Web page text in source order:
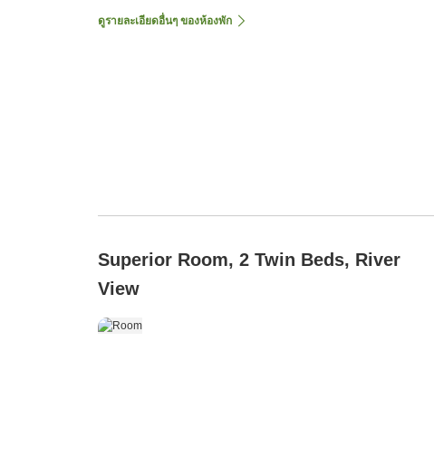
ดูรายละเอียดอื่นๆ ของห้องพัก
Superior Room, 2 Twin Beds, River
View